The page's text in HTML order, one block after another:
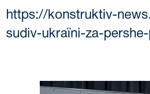
https://konstruktiv-
sudiv-ukraїni-za-